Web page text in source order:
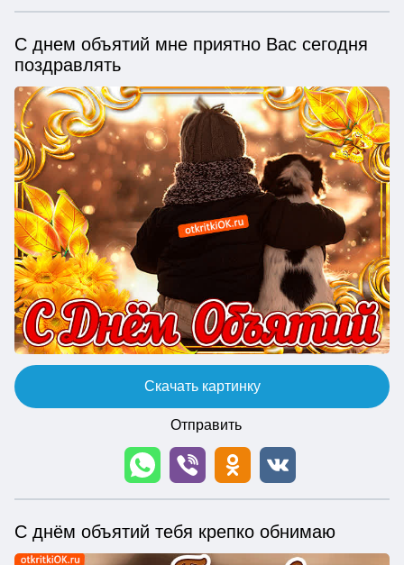
С днем объятий мне приятно Вас сегодня
поздравлять
Скачать картинку
Отправить
С днём объятий тебя крепко обнимаю